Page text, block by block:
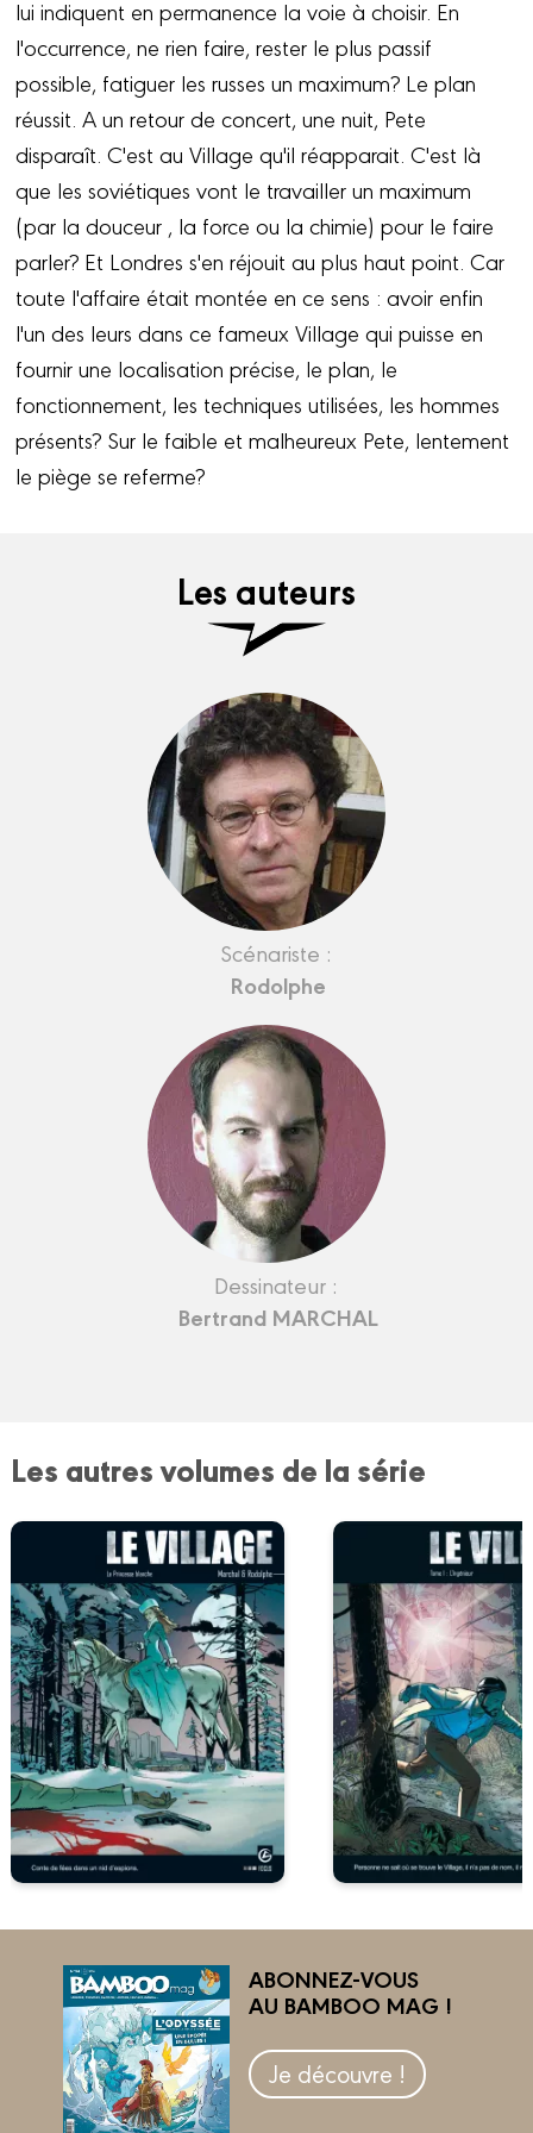
lui indiquent en permanence la voie à choisir. En
l'occurrence, ne rien faire, rester le plus passif
possible, fatiguer les russes un maximum? Le plan
réussit. A un retour de concert, une nuit, Pete
disparaît. C'est au Village qu'il réapparait. C'est là
que les soviétiques vont le travailler un maximum
(par la douceur , la force ou la chimie) pour le faire
parler? Et Londres s'en réjouit au plus haut point. Car
toute l'affaire était montée en ce sens : avoir enfin
l'un des leurs dans ce fameux Village qui puisse en
fournir une localisation précise, le plan, le
fonctionnement, les techniques utilisées, les hommes
présents? Sur le faible et malheureux Pete, lentement
le piège se referme?
Les auteurs
Scénariste :
Rodolphe
Dessinateur :
Bertrand MARCHAL
Les autres volumes de la série
ABONNEZ-VOUS
AU BAMBOO MAG !
Je découvre !